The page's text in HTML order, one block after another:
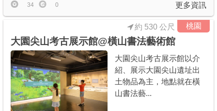
更多資訊
34 0
桃園
大園尖山考古展示館@橫山書法藝術館
約 530 公尺
大園尖山考古展示館以介
紹、展示大園尖山遺址出
土物品為主，地點就在橫
山書法藝...